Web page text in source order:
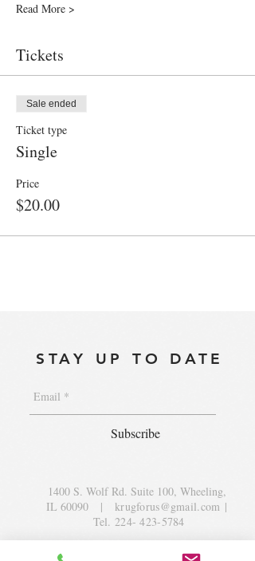
Read More >
Tickets
Sale ended
Ticket type
Single
Price
$20.00
STAY UP TO DATE
Subscribe
1400 S. Wolf Rd. Suite 100, Wheeling,
IL 60090 | krugforus@gmail.com |
Tel.224- 423-5784